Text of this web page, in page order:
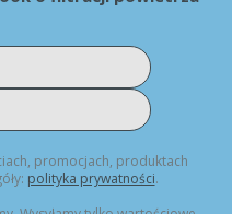
promocjach, produktach
polityka prywatności.